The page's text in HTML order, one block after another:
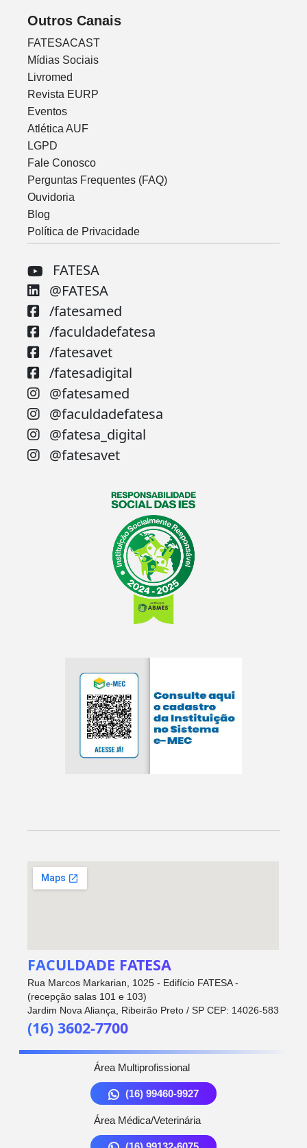
Outros Canais
FATESACAST
Mídias Sociais
Livromed
Revista EURP
Eventos
Atlética AUF
LGPD
Fale Conosco
Perguntas Frequentes (FAQ)
Ouvidoria
Blog
Política de Privacidade
FATESA
@FATESA
/fatesamed
/faculdadefatesa
/fatesavet
/fatesadigital
@fatesamed
@faculdadefatesa
@fatesa_digital
@fatesavet
FACULDADE FATESA
Rua Marcos Markarian, 1025 - Edifício FATESA -
(recepção salas 101 e 103)
Jardim Nova Aliança, Ribeirão Preto / SP CEP: 14026-583
(16) 3602-7700
Área Multiprofissional
(16) 99460-9927
Área Médica/Veterinária